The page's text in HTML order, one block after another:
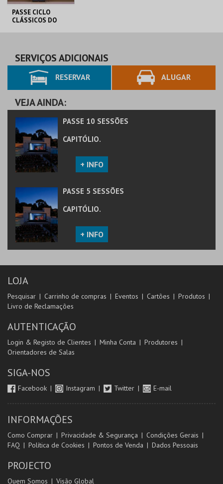
PASSE CICLO
CLÁSSICOS DO
AQUISIÇÃO
MAIS INFO
COMPRAR
SERVIÇOS ADICIONAIS
RESERVAR ALUGAR
VEJA AINDA:
PASSE 10 SESSÕES
CAPITÓLIO.
+ INFO
PASSE 5 SESSÕES
CAPITÓLIO.
+ INFO
LOJA
Pesquisar Carrinho de compras Eventos Cartões
Produtos
Livro de Reclamações
AUTENTICAÇÃO
Login & Registo de Clientes Minha Conta
Produtores
Orientadores de Salas
SIGA-NOS
Facebook Instagram Twitter E-mail
INFORMAÇÕES
Como Comprar Privacidade & Segurança
Condições Gerais
FAQ
Política de Cookies Pontos de Venda Dados Pessoais
PROJECTO
Quem Somos Visão Global